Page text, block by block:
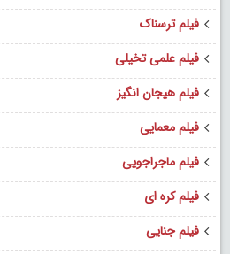
فیلم ترسناک
فیلم علمی تخیلی
فیلم هیجان انگیز
فیلم معمایی
فیلم ماجراجویی
فیلم کره ای
فیلم جنایی